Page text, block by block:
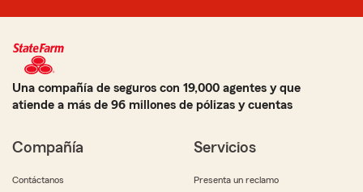
Una compañía de seguros con 19,000 agentes y que
atiende a más de 96 millones de pólizas y cuentas
Compañía
Contáctanos
Servicios
Presenta un reclamo